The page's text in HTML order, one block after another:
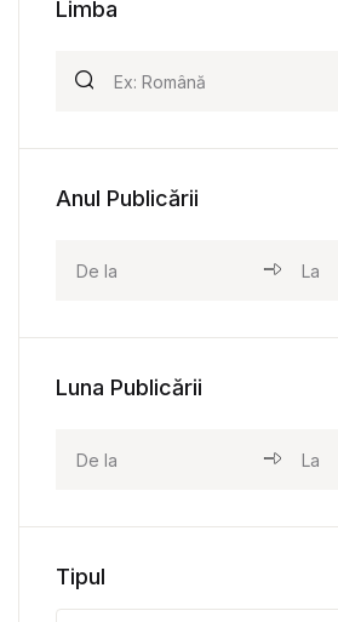
Limba
Anul Publicării
Luna Publicării
Tipul